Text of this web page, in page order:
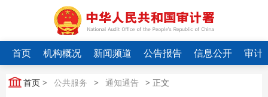
首页 机构概况 新闻频道 公告报告 信息公开 审计
首页 > 公共服务 > 通知通告 > 正文